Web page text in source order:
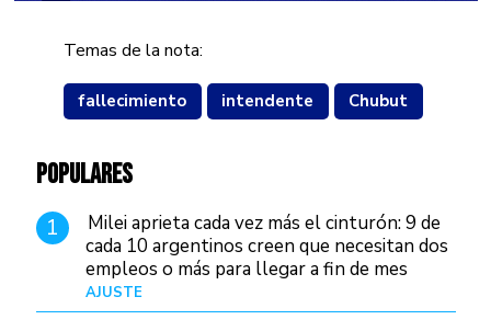
Temas de la nota:
fallecimiento intendente Chubut
POPULARES
1
Milei aprieta cada vez más el cinturón: 9 de
cada 10 argentinos creen que necesitan dos
empleos o más para llegar a fin de mes
AJUSTE